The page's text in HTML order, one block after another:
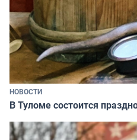
НОВОСТИ
В Туломе состоится